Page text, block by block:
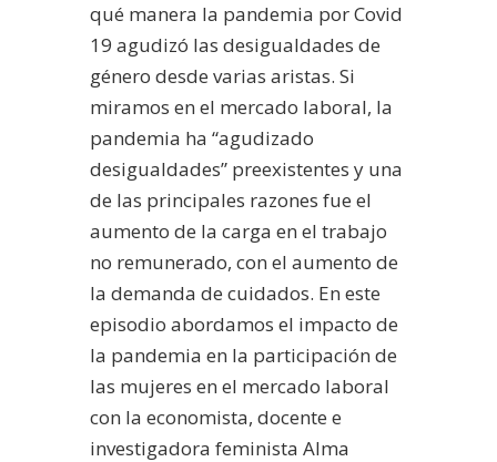
qué manera la pandemia por Covid
19 agudizó las desigualdades de
género desde varias aristas. Si
miramos en el mercado laboral, la
pandemia ha “agudizado
desigualdades” preexistentes y una
de las principales razones fue el
aumento de la carga en el trabajo
no remunerado, con el aumento de
la demanda de cuidados. En este
episodio abordamos el impacto de
la pandemia en la participación de
las mujeres en el mercado laboral
con la economista, docente e
investigadora feminista Alma